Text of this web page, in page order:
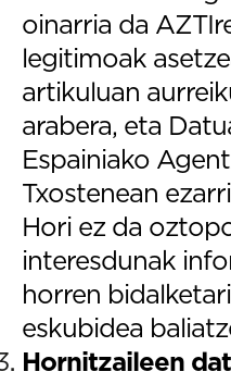
oinarria da
legitimoak
artikuluan
arabera, eta
Espainiako
Txostenean
Hori ez da
interesdunak
horren
eskubidea
Hornitzaileen